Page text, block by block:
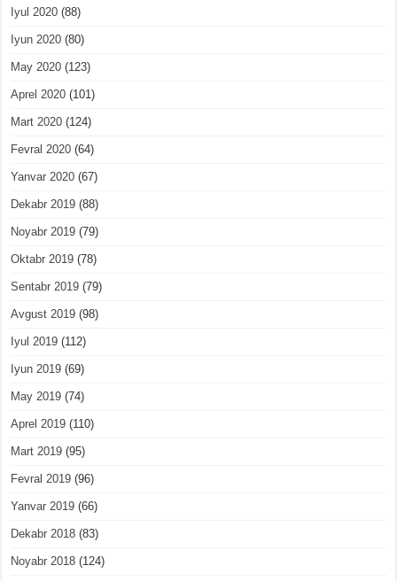
Iyul 2020 (88)
Iyun 2020 (80)
May 2020 (123)
Aprel 2020 (101)
Mart 2020 (124)
Fevral 2020 (64)
Yanvar 2020 (67)
Dekabr 2019 (88)
Noyabr 2019 (79)
Oktabr 2019 (78)
Sentabr 2019 (79)
Avgust 2019 (98)
Iyul 2019 (112)
Iyun 2019 (69)
May 2019 (74)
Aprel 2019 (110)
Mart 2019 (95)
Fevral 2019 (96)
Yanvar 2019 (66)
Dekabr 2018 (83)
Noyabr 2018 (124)